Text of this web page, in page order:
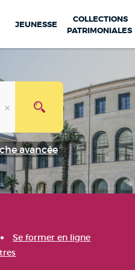
JEUNESSE
COLLECTIONS
PATRIMONIALES
avancée
Se former en ligne